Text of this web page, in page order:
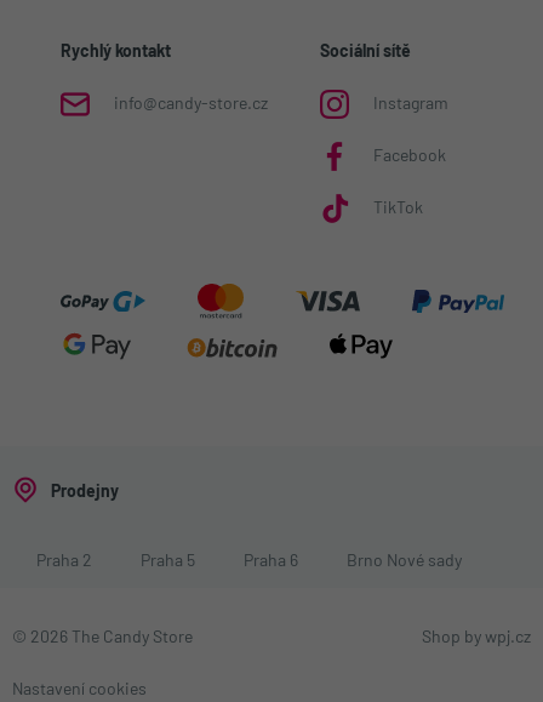
Rychlý kontakt
info@candy-store.cz
Sociální sítě
Instagram
Facebook
TikTok
Prodejny
Praha 2 Praha 5 Praha 6 Brno Nové sady
© 2026 The Candy Store
Nastavení cookies
Shop by wpj.cz